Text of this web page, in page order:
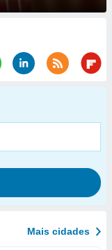
Mais cidades